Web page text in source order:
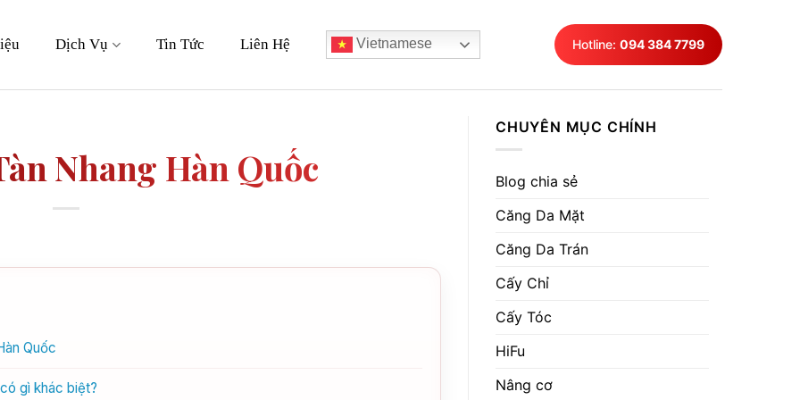
Dịch Vụ Tin Tức Liên Hệ Vietnamese Hotline: 094 384 7799
Nhang Hàn Quốc
Quốc
gì khác biệt?
CHUYÊN MỤC CHÍNH
Blog chia sẻ
Căng Da Mặt
Căng Da Trán
Cấy Chỉ
Cấy Tóc
HiFu
Nâng cơ